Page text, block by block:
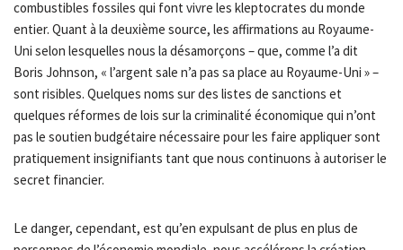
combustibles fossiles qui font vivre les kleptocrates du monde
entier. Quant à la deuxième source, les affirmations au Royaume-
Uni selon lesquelles nous la désamorçons – que, comme l’a dit
Boris Johnson, « l’argent sale n’a pas sa place au Royaume-Uni » –
sont risibles. Quelques noms sur des listes de sanctions et
quelques réformes de lois sur la criminalité économique qui n’ont
pas le soutien budgétaire nécessaire pour les faire appliquer sont
pratiquement insignifiants tant que nous continuons à autoriser le
secret financier.
Le danger, cependant, est qu’en expulsant de plus en plus de